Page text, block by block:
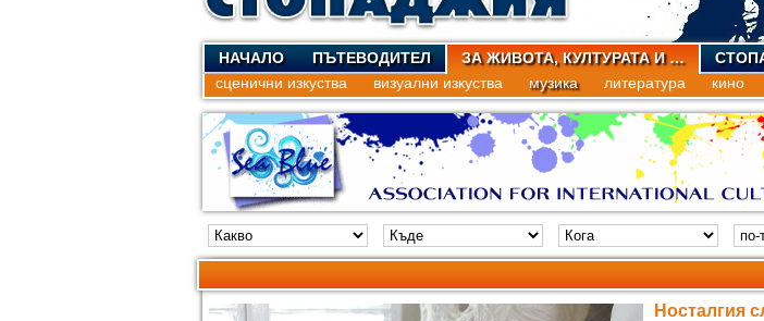
НАЧАЛО
ПЪТЕВОДИТЕЛ ЗА ЖИВОТА, КУЛТУРАТА И …
сценични изкуства
визуални изкуства музика литература кино
Носталгия